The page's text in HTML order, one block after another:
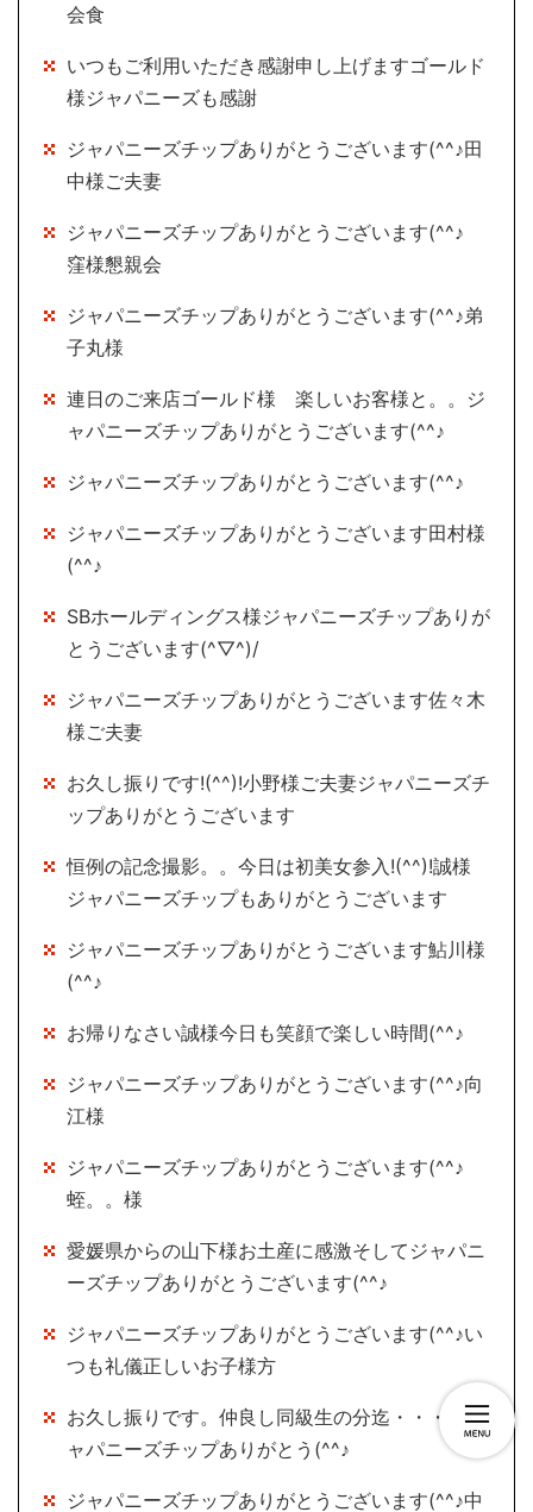
会食
いつもご利用いただき感謝申し上げますゴールド
様ジャパニーズも感謝
ジャパニーズチップありがとうございます(^^♪田
中様ご夫妻
ジャパニーズチップありがとうございます(^^♪
窪様懇親会
ジャパニーズチップありがとうございます(^^♪弟
子丸様
連日のご来店ゴールド様 楽しいお客様と。。ジ
ャパニーズチップありがとうございます(^^♪
ジャパニーズチップありがとうございます(^^♪
ジャパニーズチップありがとうございます田村様
(^^♪
SBホールディングス様ジャパニーズチップありが
とうございます(^▽^)/
ジャパニーズチップありがとうございます佐々木
様ご夫妻
お久し振りです!(^^)!小野様ご夫妻ジャパニーズチ
ップありがとうございます
恒例の記念撮影。。今日は初美女参入!(^^)!誠様
ジャパニーズチップもありがとうございます
ジャパニーズチップありがとうございます鮎川様
(^^♪
お帰りなさい誠様今日も笑顔で楽しい時間(^^♪
ジャパニーズチップありがとうございます(^^♪向
江様
ジャパニーズチップありがとうございます(^^♪
蛭。。様
愛媛県からの山下様お土産に感激そしてジャパニ
ーズチップありがとうございます(^^♪
ジャパニーズチップありがとうございます(^^♪い
つも礼儀正しいお子様方
お久し振りです。仲良し同級生の分迄・・・鶴ジ
ャパニーズチップありがとう(^^♪
ジャパニーズチップありがとうございます(^^♪中